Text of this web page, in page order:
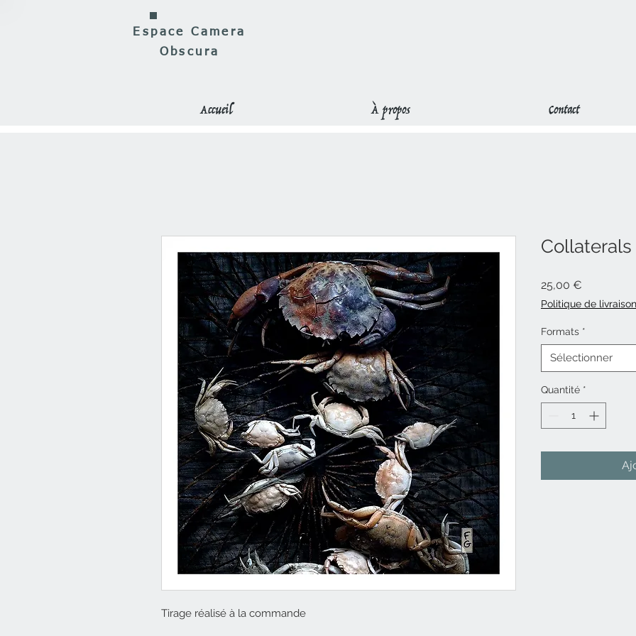
Espace Camera
Obscura
Accueil À propos Contact
Tirage réalisé à la commande
25,00 €
Politique de livraison
Formats *
Sélectionner
Quantité *